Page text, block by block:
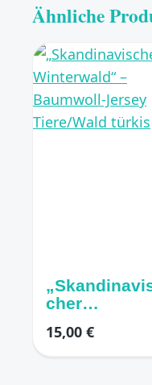
Ähnliche
cher
– Baumwoll-
15,00 €